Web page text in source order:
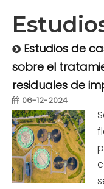
Estudios de
sobre el
residuales de
06-12-2024